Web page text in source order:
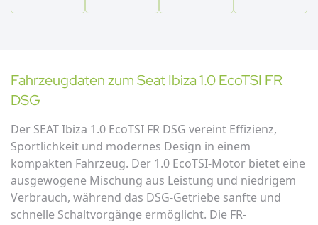
Fahrzeugdaten zumSeatIbiza 1.0 EcoTSI FR
DSG
Der SEAT Ibiza 1.0 EcoTSI FR DSG vereint Effizienz,
Sportlichkeit und modernes Design in einem
kompakten Fahrzeug. Der 1.0 EcoTSI-Motor bietet eine
ausgewogene Mischung aus Leistung und niedrigem
Verbrauch, während das DSG-Getriebe sanfte und
schnelle Schaltvorgänge ermöglicht. Die FR-